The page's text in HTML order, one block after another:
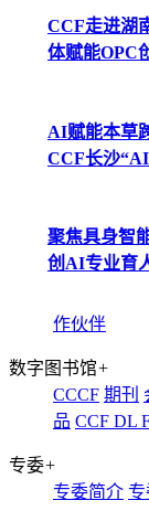
CCF走进湖
体赋能OPC
AI赋能本草
CCF长沙
聚焦具身智
创AI专业育
作伙伴
数字图书馆+
CCCF 期刊
品 CCF DL
专委+
专委简介 专